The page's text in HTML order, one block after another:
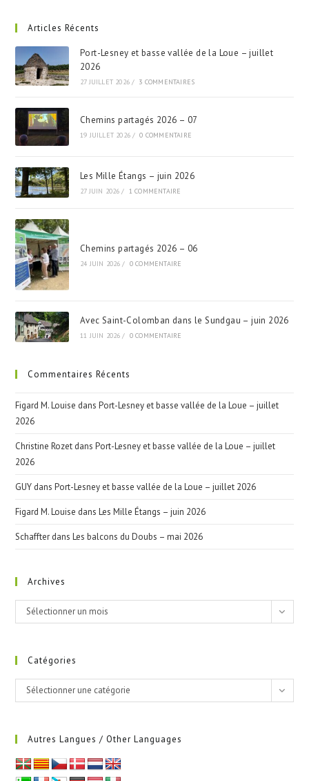
Articles Récents
Port-Lesney et basse vallée de la Loue – juillet
2026
27 JUILLET 2026 / 3 COMMENTAIRES
Chemins partagés 2026 – 07
19 JUILLET 2026 / 0 COMMENTAIRE
Les Mille Étangs – juin 2026
27 JUIN 2026 / 1 COMMENTAIRE
Chemins partagés 2026 – 06
24 JUIN 2026 / 0 COMMENTAIRE
Avec Saint-Colomban dans le Sundgau – juin 2026
11 JUIN 2026 / 0 COMMENTAIRE
Commentaires Récents
Figard M. Louise dansPort-Lesney et basse vallée de la Loue – juillet
2026
Christine Rozet dansPort-Lesney et basse vallée de la Loue – juillet
2026
GUY dansPort-Lesney et basse vallée de la Loue – juillet 2026
Figard M. Louise dansLes Mille Étangs – juin 2026
Schaffter dansLes balcons du Doubs – mai 2026
Archives
Archives
Sélectionner un mois
Catégories
Catégories
Sélectionner une catégorie
Autres Langues / Other Languages